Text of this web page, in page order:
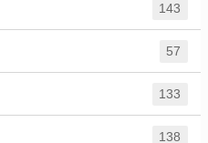
143
57
133
138